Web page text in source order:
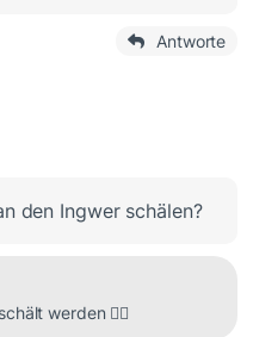
Antworte
den Ingwer schälen?
werden 👍🏻